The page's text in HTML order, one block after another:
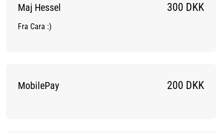
Maj Hessel 300 DKK
Fra Cara :)
MobilePay 200 DKK